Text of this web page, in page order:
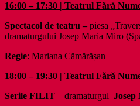
16:00 – 17:30 | Teatrul Fără
Spectacol de teatru – piesa
dramaturgului Josep Maria Miro
Regie: Mariana Cămărășan
18:00 – 19:30 | Teatrul Fără
Serile FILIT – dramaturgul